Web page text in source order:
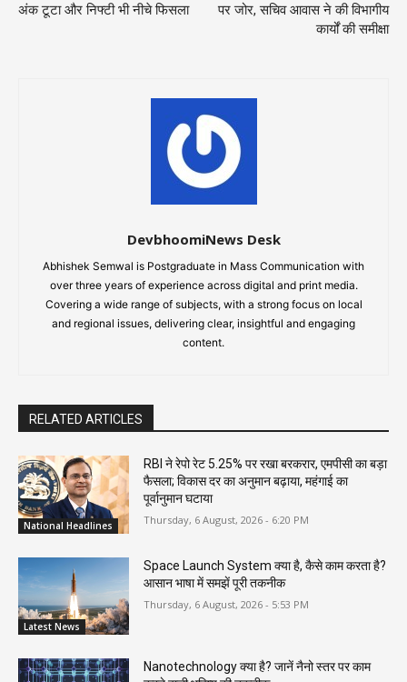
अंक टूटा और निफ्टी भी नीचे फिसला
पर जोर, सचिव आवास ने की विभागीय
कार्यों की समीक्षा
DevbhoomiNews Desk
Abhishek Semwal is Postgraduate in Mass Communication with
over three years of experience across digital and print media.
Covering a wide range of subjects, with a strong focus on local
and regional issues, delivering clear, insightful and engaging
content.
RELATED ARTICLES
National Headlines
RBI ने रेपो रेट 5.25% पर रखा बरकरार, एमपीसी का बड़ा
फैसला; विकास दर का अनुमान बढ़ाया, महंगाई का
पूर्वानुमान घटाया
Thursday, 6 August, 2026 - 6:20 PM
Latest News
Space Launch System क्या है, कैसे काम करता है?
आसान भाषा में समझें पूरी तकनीक
Thursday, 6 August, 2026 - 5:53 PM
Nanotechnology क्या है? जानें नैनो स्तर पर काम